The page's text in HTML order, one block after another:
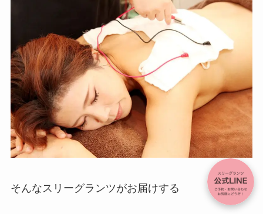
そんなスリーグランツがお届けする